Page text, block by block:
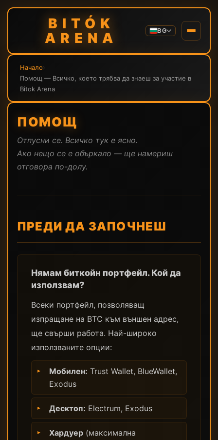
BITÓK
ARENA
BG
Начало›
Помощ — Всичко, което трябва да знаеш за участие в
Bitok Arena
ПОМОЩ
Отпусни се. Всичко тук е ясно.
Ако нещо се е объркало — ще намериш
отговора по-долу.
ПРЕДИ ДА ЗАПОЧНЕШ
Нямам биткойн портфейл. Кой да
използвам?
Всеки портфейл, позволяващ
изпращане на BTC към външен адрес,
ще свърши работа. Най-широко
използваните опции:
Мобилен: Trust Wallet, BlueWallet,
Exodus
Десктоп: Electrum, Exodus
Хардуер (максимална